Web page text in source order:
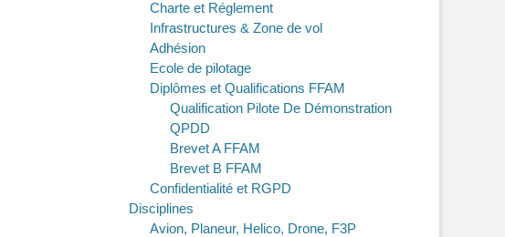
Charte et Réglement
Infrastructures & Zone de vol
Adhésion
Ecole de pilotage
Diplômes et Qualifications FFAM
Qualification Pilote De Démonstration
QPDD
Brevet A FFAM
Brevet B FFAM
Confidentialité et RGPD
Disciplines
Avion, Planeur, Helico, Drone, F3P